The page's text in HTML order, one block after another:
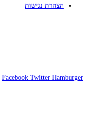
הצהרת נגישות
Facebook Twitter Hamburger